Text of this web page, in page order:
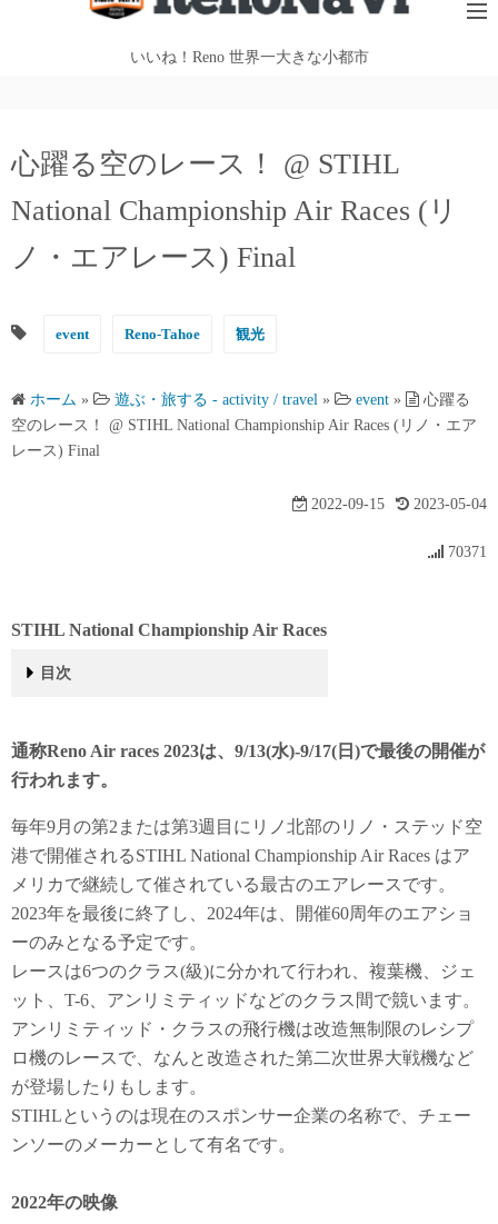
キ
プ
いいね！Reno 世界一大きな小都市
心躍る空のレース！ @ STIHL
National Championship Air Races (リ
ノ・エアレース) Final
event Reno-Tahoe 観光
ホーム » 遊ぶ・旅する - activity / travel » event »
心躍る
空のレース！ @ STIHL National Championship Air Races (リノ・エア
レース) Final
2022-09-15 2023-05-04
70371
STIHL National Championship Air Races
目次
通称Reno Air races 2023は、9/13(水)-9/17(日)で最後の開催が
行われます。
毎年9月の第2または第3週目にリノ北部のリノ・ステッド空
港で開催されるSTIHL National Championship Air Races はア
メリカで継続して催されている最古のエアレースです。
2023年を最後に終了し、2024年は、開催60周年のエアショ
ーのみとなる予定です。
レースは6つのクラス(級)に分かれて行われ、複葉機、ジェ
ット、T-6、アンリミティッドなどのクラス間で競います。
アンリミティッド・クラスの飛行機は改造無制限のレシプ
ロ機のレースで、なんと改造された第二次世界大戦機など
が登場したりもします。
STIHLというのは現在のスポンサー企業の名称で、チェー
ンソーのメーカーとして有名です。
2022年の映像